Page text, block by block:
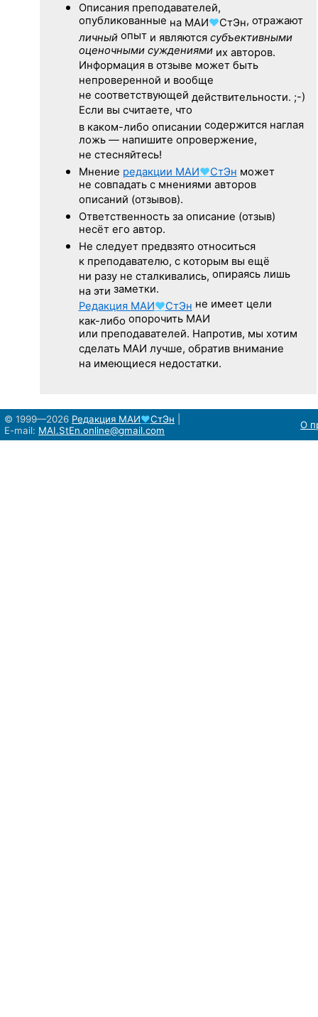
Описания преподавателей,
опубликованные на МАИ♥СтЭн, отражают
личныйопыт и являются субъективными
оценочными суждениямиих авторов.
Информация в отзыве может быть
непроверенной и вообще
не соответствующей действительности. ;-)
Если вы считаете, что
в каком-либо описании содержится наглая
ложь — напишите опровержение,
не стесняйтесь!
Мнение редакции МАИ♥СтЭн может
не совпадать с мнениями авторов
описаний (отзывов).
Ответственность за описание (отзыв)
несёт его автор.
Не следуетпредвзято относиться
к преподавателю, с которым вы ещё
ни разу не сталкивались, опираясь лишь
на эти заметки.
Редакция МАИ♥СтЭн не имеет цели
как-либо опорочить МАИ
или преподавателей. Напротив, мы хотим
сделать МАИ лучше, обратив внимание
на имеющиеся недостатки.
© 1999—2026 Редакция МАИ♥СтЭн
E-mail: MAI.StEn.online@gmail.com О